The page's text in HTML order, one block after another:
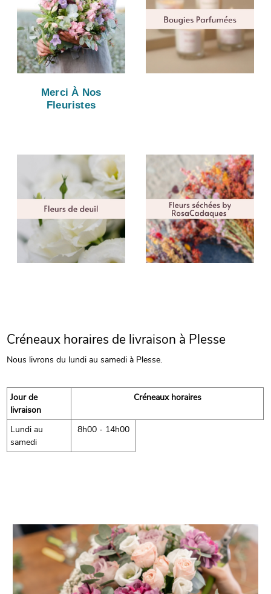
Merci À Nos
Fleuristes
Créneaux horaires de livraison à Plesse
Nous livrons du lundi au samedi à Plesse.
Jour de
livraison
Créneaux horaires
Lundi au
samedi
8h00 - 14h00